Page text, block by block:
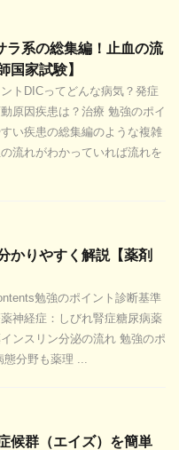
ラ系の総集編！止血の流
国家試験】
トDICってどんな病気？発症
原因疾患は？治療 勉強のポイ
い疾患の総集編のような複雑
流れがわかっていれば流れを
りやすく解説【薬剤
勉強のポイント診断基準
神経症：しびれ腎症糖尿病薬
ンスリン分泌の流れ 勉強のポ
態分野も薬理 ...
候群（エイズ）を簡単